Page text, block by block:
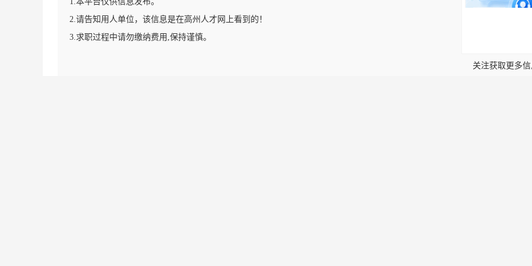
2.请告知用人单位，该信息是在高州人才网上看到的！
3.求职过程中请勿缴纳费用,保持谨慎。
关注获取更多信